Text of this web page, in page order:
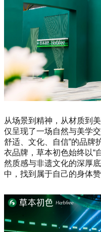
从场景到精神，从材质到
仅呈现了一场自然与美学
舒适、文化、自信”的品牌
衣品牌，草本初色始终以“
然质感与非遗文化的深厚
中，找到属于自己的身体赞